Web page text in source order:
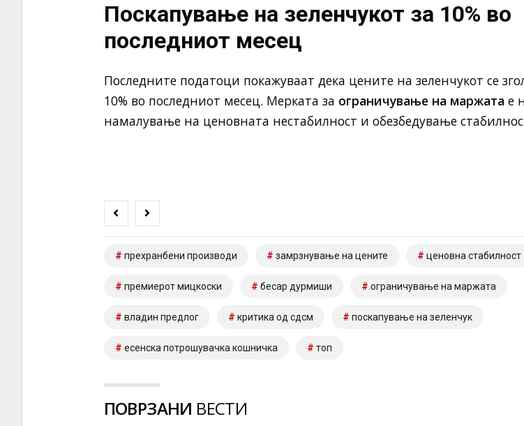
Поскапување на зеленчукот за 10% во
последниот месец
Последните податоци покажуваат дека цените на зеленчукот се
10% во последниот месец. Мерката за ограничување на маржата е
намалување на ценовната нестабилност и обезбедување
прехранбени производи замрзнување на цените ценовна стабилност
премиерот мицкоски бесар дурмиши ограничување на маржата
владин предлог критика од сдсм поскапување на зеленчук
есенска потрошувачка кошничка топ
ПОВРЗАНИ ВЕСТИ